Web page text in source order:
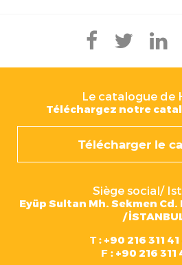
Le catalogue de
Téléchargez notre
Télécharger le
Siège social/
Eyüp Sultan Mh. Sekmen
/
T :+90 216 311 41
F : +90 216 311